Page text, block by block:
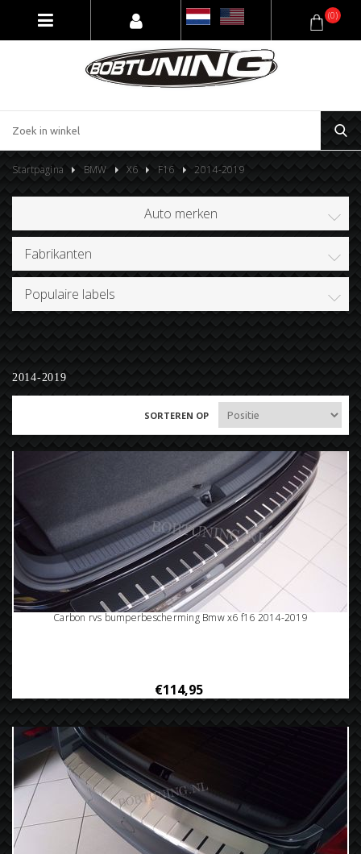
(0)
Startpagina BMW X6 F16 2014-2019
Auto merken
Fabrikanten
Populaire labels
2014-2019
SORTEREN OP
Carbon rvs bumperbescherming Bmw x6 f16 2014-2019
€114,95